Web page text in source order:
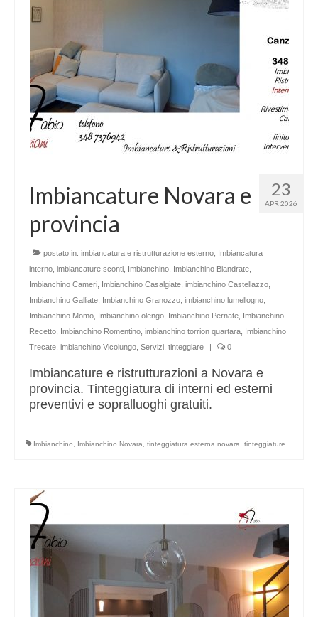
23
APR 2026
Imbiancature Novara e
provincia
postato in: imbiancatura e ristrutturazione esterno, Imbiancatura
interno, imbiancature sconti, Imbianchino, Imbianchino Biandrate,
Imbianchino Cameri, Imbianchino Casalgiate, imbianchino Castellazzo,
Imbianchino Galliate, Imbianchino Granozzo, imbianchino lumellogno,
Imbianchino Momo, Imbianchino olengo, Imbianchino Pernate, Imbianchino
Recetto, Imbianchino Romentino, imbianchino torrion quartara, Imbianchino
Trecate, imbianchino Vicolungo, Servizi, tinteggiare 0
Imbiancature e ristrutturazioni a Novara e
provincia. Tinteggiatura di interni ed esterni
preventivi e sopralluoghi gratuiti.
Imbianchino, Imbianchino Novara, tinteggiatura esterna novara, tinteggiature